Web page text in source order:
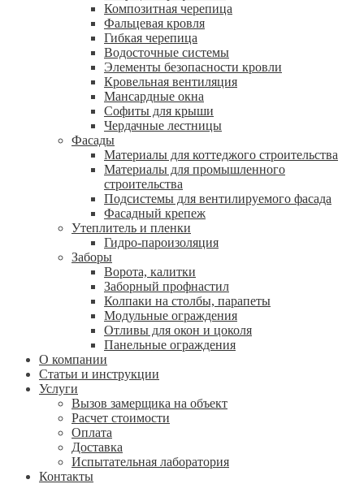
Композитная черепица
Фальцевая кровля
Гибкая черепица
Водосточные системы
Элементы безопасности кровли
Кровельная вентиляция
Мансардные окна
Софиты для крыши
Чердачные лестницы
Фасады
Материалы для коттеджого строительства
Материалы для промышленного
строительства
Подсистемы для вентилируемого фасада
Фасадный крепеж
Утеплитель и пленки
Гидро-пароизоляция
Заборы
Ворота, калитки
Заборный профнастил
Колпаки на столбы, парапеты
Модульные ограждения
Отливы для окон и цоколя
Панельные ограждения
О компании
Статьи и инструкции
Услуги
Вызов замерщика на объект
Расчет стоимости
Оплата
Доставка
Испытательная лаборатория
Контакты